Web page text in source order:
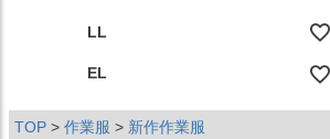
LL
EL
TOP 作業服
新作作業服